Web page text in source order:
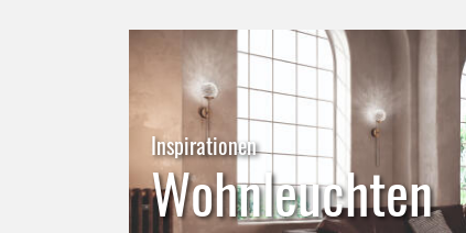
Inspirationen
Wohnleuchten